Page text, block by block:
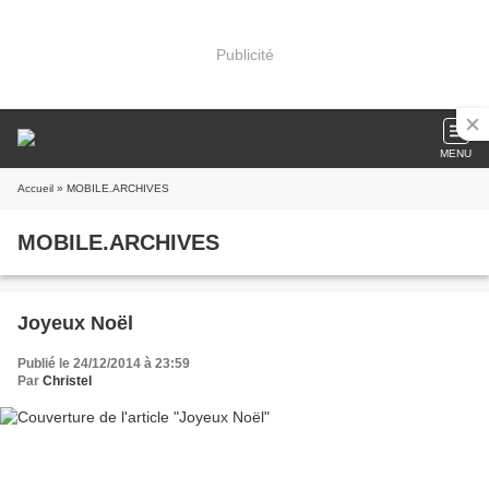
Publicité
MENU
Accueil » MOBILE.ARCHIVES
MOBILE.ARCHIVES
Joyeux Noël
Publié le 24/12/2014 à 23:59
Par Christel